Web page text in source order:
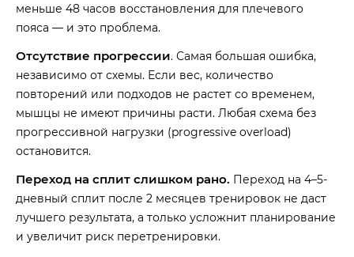
меньше 48 часов восстановления для плечевого
пояса — и это проблема.
Отсутствие прогрессии. Самая большая ошибка,
независимо от схемы. Если вес, количество
повторений или подходов не растет со временем,
мышцы не имеют причины расти. Любая схема без
прогрессивной нагрузки (progressive overload)
остановится.
Переход на сплит слишком рано. Переход на 4–5-
дневный сплит после 2 месяцев тренировок не даст
лучшего результата, а только усложнит планирование
и увеличит риск перетренировки.